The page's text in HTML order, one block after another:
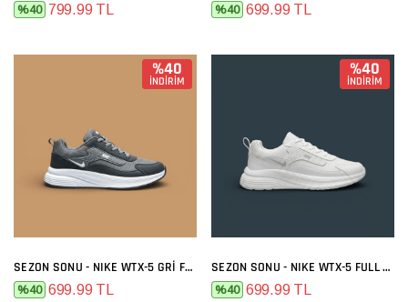
%40 799.99 TL %40 699.99 TL
%40
İNDİRİM
SEZON SONU - NIKE WTX-5 GRI FÜME
%40 699.99 TL
%40
İNDİRİM
SEZON SONU - NIKE WTX-5 FULL BEYAZ
%40 699.99 TL